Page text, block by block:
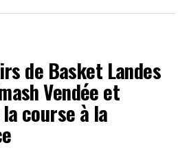
de Basket Landes
Vendée et
course à la